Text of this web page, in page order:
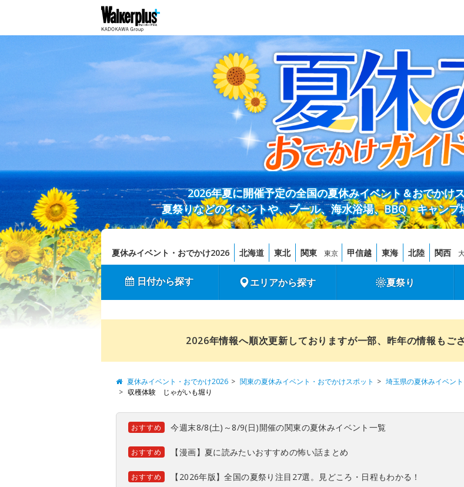
2026年夏に開催予定の全国の夏休みイベント＆おでかけ
夏祭りなどのイベントや、プール、海水浴場、BBQ・キャン
夏休みイベント・おでかけ2026 北海道 東北 関東 東京 甲信越 東海 北陸 関西
日付から探す エリアから探す 夏祭り
2026年情報へ順次更新しておりますが一部、昨年の情報もご
夏休みイベント・おでかけ2026 関東の夏休みイベント・おでかけスポット 埼玉県の夏休みイベン
収穫体験 じゃがいも堀り
おすすめ 今週末8/8(土)～8/9(日)開催の関東の夏休みイベント一覧
おすすめ 【漫画】夏に読みたいおすすめの怖い話まとめ
おすすめ 【2026年版】全国の夏祭り注目27選。見どころ・日程もわかる！